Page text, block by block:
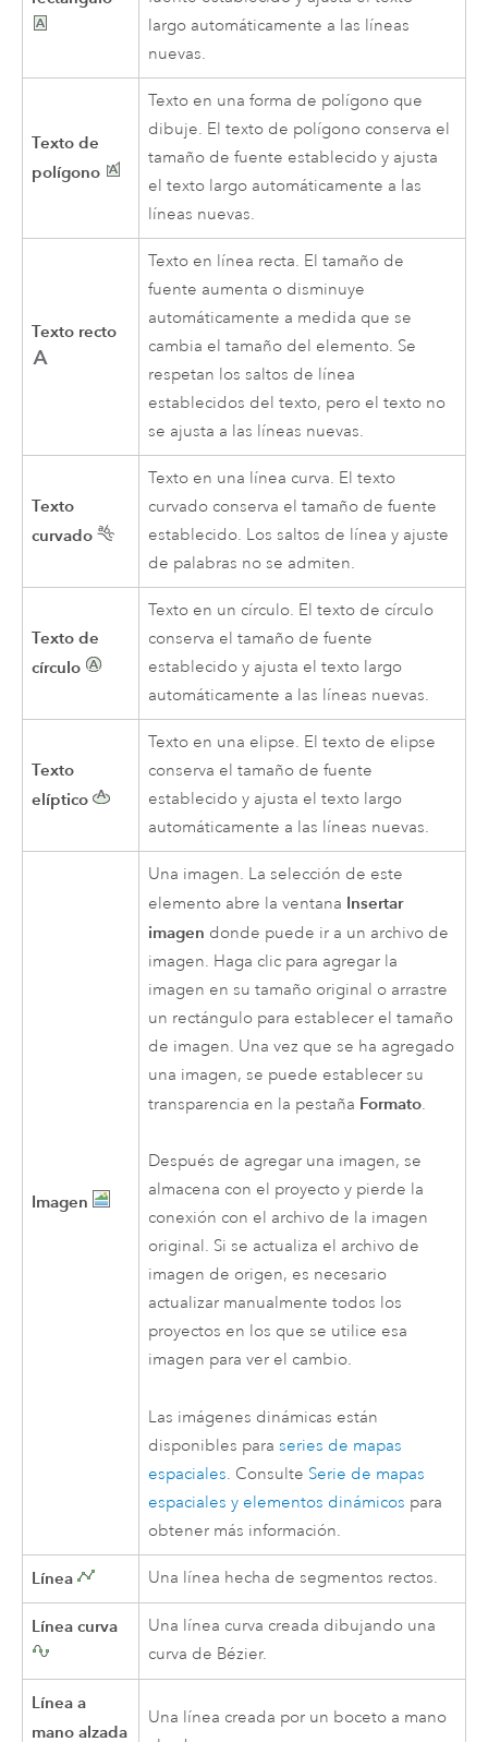
largo automáticamente a las líneas
nuevas.
Texto de
polígono
Texto en una forma de polígono que
dibuje. El texto de polígono conserva el
tamaño de fuente establecido y ajusta
el texto largo automáticamente a las
líneas nuevas.
Texto recto
Texto en línea recta. El tamaño de
fuente aumenta o disminuye
automáticamente a medida que se
cambia el tamaño del elemento. Se
respetan los saltos de línea
establecidos del texto, pero el texto no
se ajusta a las líneas nuevas.
Texto
curvado
Texto en una línea curva. El texto
curvado conserva el tamaño de fuente
establecido. Los saltos de línea y ajuste
de palabras no se admiten.
Texto de
círculo
Texto en un círculo. El texto de círculo
conserva el tamaño de fuente
establecido y ajusta el texto largo
automáticamente a las líneas nuevas.
Texto
elíptico
Texto en una elipse. El texto de elipse
conserva el tamaño de fuente
establecido y ajusta el texto largo
automáticamente a las líneas nuevas.
Imagen
Una imagen. La selección de este
elemento abre la ventana Insertar
imagen donde puede ir a un archivo de
imagen. Haga clic para agregar la
imagen en su tamaño original o arrastre
un rectángulo para establecer el tamaño
de imagen. Una vez que se ha agregado
una imagen, se puede establecer su
transparencia en la pestaña Formato.
Después de agregar una imagen, se
almacena con el proyecto y pierde la
conexión con el archivo de la imagen
original. Si se actualiza el archivo de
imagen de origen, es necesario
actualizar manualmente todos los
proyectos en los que se utilice esa
imagen para ver el cambio.
Las imágenes dinámicas están
disponibles paraseries de mapas
espaciales. Consulte Serie de mapas
espaciales y elementos dinámicos para
obtener más información.
Línea Una línea hecha de segmentos rectos.
Línea curva
Una línea curva creada dibujando una
curva de Bézier.
Línea a
mano alzada
Una línea creada por un boceto a mano